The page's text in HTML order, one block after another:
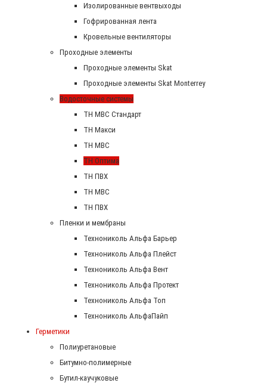
Изолированные вентвыходы
Гофрированная лента
Кровельные вентиляторы
Проходные элементы
Проходные элементы Skat
Проходные элементы Skat Monterrey
Водосточные системы
TH MBC Стандарт
TH Макси
TH МВС
TH Оптима
TH ПВХ
ТН МВС
ТН ПВХ
Пленки и мембраны
Технониколь Альфа Барьер
Технониколь Альфа Плейст
Технониколь Альфа Вент
Технониколь Альфа Протект
Технониколь Альфа Топ
Технониколь АльфаПайп
Герметики
Полиуретановые
Битумно-полимерные
Бутил-каучуковые